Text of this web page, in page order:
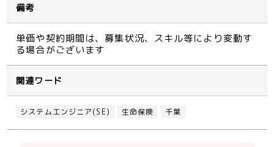
備考
単価や契約期間は、募集状況、スキル等により変動す
る場合がございます
関連ワード
システムエンジニア(SE) 生命保険 千葉